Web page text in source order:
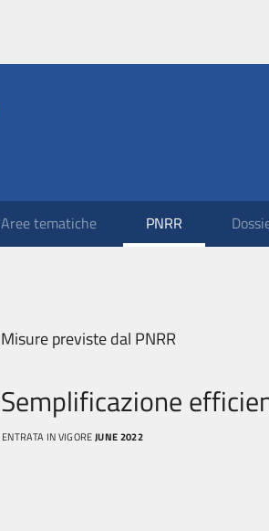
Aree tematiche PNRR
Misure previste dal PNRR
Semplificazione
ENTRATA IN VIGOREJUNE 2022